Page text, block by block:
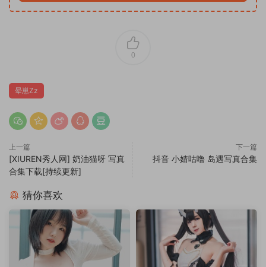
0
晕崽Zz
上一篇
[XIUREN秀人网] 奶油猫呀 写真
合集下载[持续更新]
下一篇
抖音 小婧咕噜 岛遇写真合集
猜你喜欢